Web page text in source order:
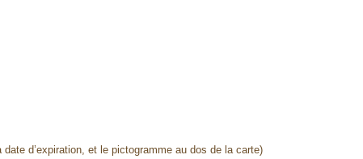
d’expiration, et le pictogramme au dos de la carte)